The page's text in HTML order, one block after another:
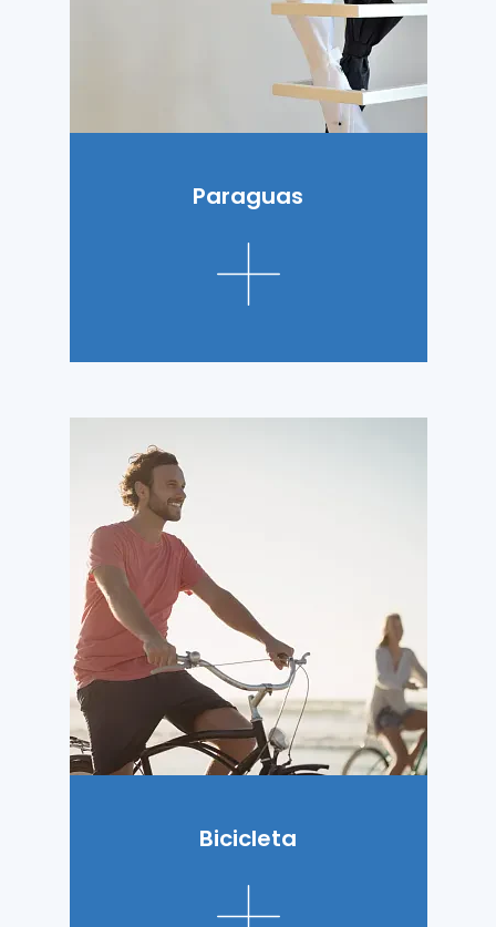
Paraguas
Bicicleta